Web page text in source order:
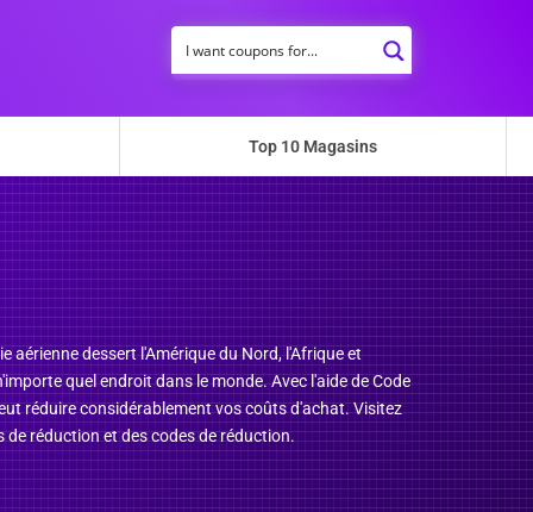
Top 10 Magasins
dessert l'Amérique du Nord, l'Afrique et
quel endroit dans le monde. Avec l'aide de Code
réduire considérablement vos coûts d'achat. Visitez
réduction et des codes de réduction.